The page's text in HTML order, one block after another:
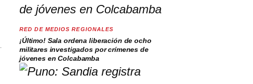
RED DE MEDIOS REGIONALES
¡Último! Sala ordena liberación de ocho
militares investigados por crímenes de
jóvenes en Colcabamba